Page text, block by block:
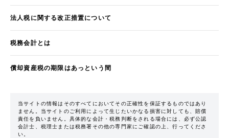
法人税に関する改正措置について
税務会計とは
償却資産税の期限はあっという間
当サイトの情報はそのすべてにおいてその正確性を保証するものではあり
ません。当サイトのご利用によって生じたいかなる損害に対しても、賠償
責任を負いません。具体的な会計・税務判断をされる場合には、必ず公認
会計士、税理士または税務署その他の専門家にご確認の上、行ってくださ
い。